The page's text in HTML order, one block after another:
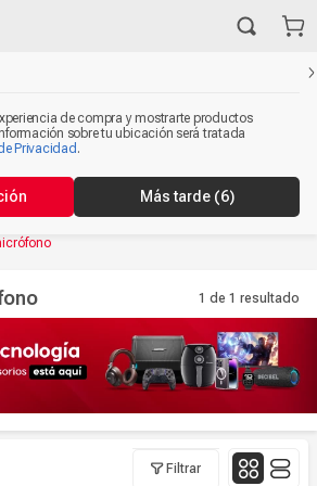
de compra y mostrarte productos
sobre tu ubicación será tratada
Privacidad .
Más tarde (6)
1 de 1 resultado
Filtrar